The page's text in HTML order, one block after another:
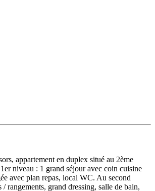
appartement en duplex situé au 2ème
niveau : 1 grand séjour avec coin cuisine
avec plan repas, local WC. Au second
/ rangements, grand dressing, salle de bain,